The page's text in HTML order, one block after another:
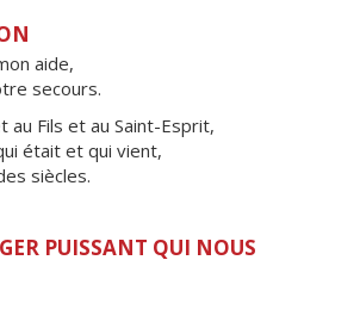
aide,
secours.
au Fils et au Saint-Esprit,
était et qui vient,
siècles.
PUISSANT QUI NOUS